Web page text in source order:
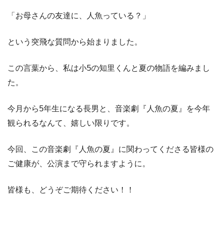
「お母さんの友達に、人魚っている？」
という突飛な質問から始まりました。
この言葉から、私は小5の知里くんと夏の物語を編みまし
た。
今月から5年生になる長男と、音楽劇『人魚の夏』を今年
観られるなんて、嬉しい限りです。
今回、この音楽劇『人魚の夏』に関わってくださる皆様の
ご健康が、公演まで守られますように。
皆様も、どうぞご期待ください！！